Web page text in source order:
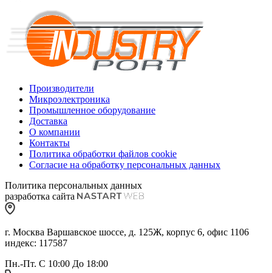
Производители
Микроэлектроника
Промышленное оборудование
Доставка
О компании
Контакты
Политика обработки файлов cookie
Согласие на обработку персональных данных
Политика персональных данных
разработка сайта
г. Москва Варшавское шоссе, д. 125Ж, корпус 6, офис 1106
индекс: 117587
Пн.-Пт. С 10:00 До 18:00